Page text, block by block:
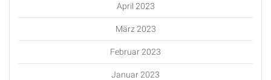
April 2023
März 2023
Februar 2023
Januar 2023